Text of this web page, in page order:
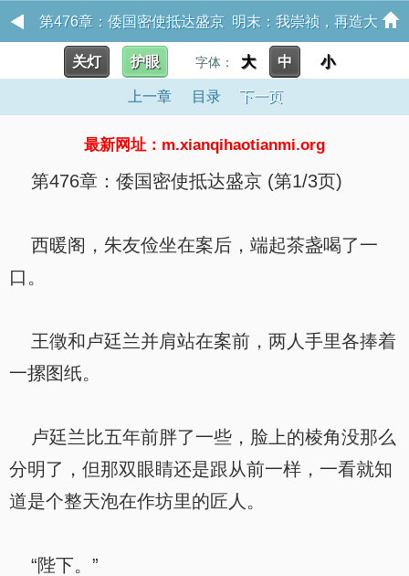
第476章：倭国密使抵达盛京 明末：我崇祯，再造大
明
关灯 护眼 字体： 大 中 小
上一章 目录 下一页
最新网址：m.xianqihaotianmi.org
第476章：倭国密使抵达盛京 (第1/3页)
西暖阁，朱友俭坐在案后，端起茶盏喝了一
口。
王徵和卢廷兰并肩站在案前，两人手里各捧着
一摞图纸。
卢廷兰比五年前胖了一些，脸上的棱角没那么
分明了，但那双眼睛还是跟从前一样，一看就知
道是个整天泡在作坊里的匠人。
“陛下。”